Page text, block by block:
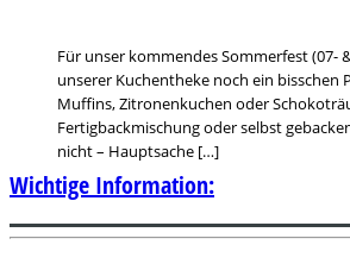
Für unser kommendes Sommerfest (07-
unserer Kuchentheke noch ein bisschen
Muffins, Zitronenkuchen oder
Fertigbackmischung oder selbst
nicht – Hauptsache […]
Wichtige Information: